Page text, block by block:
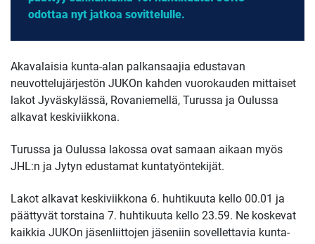
odottaa nyt jatkoa sovittelulle.
Akavalaisia kunta-alan palkansaajia edustavan
neuvottelujärjestön JUKOn kahden vuorokauden mittaiset
lakot Jyväskylässä, Rovaniemellä, Turussa ja Oulussa
alkavat keskiviikkona.
Turussa ja Oulussa lakossa ovat samaan aikaan myös
JHL:n ja Jytyn edustamat kuntatyöntekijät.
Lakot alkavat keskiviikkona 6. huhtikuuta kello 00.01 ja
päättyvät torstaina 7. huhtikuuta kello 23.59. Ne koskevat
kaikkia JUKOn jäsenliittojen jäseniin sovellettavia kunta-